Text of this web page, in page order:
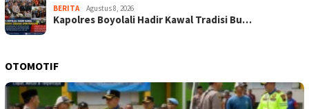
BERITA Agustus 8, 2026
Kapolres Boyolali Hadir Kawal Tradisi Bu…
OTOMOTIF